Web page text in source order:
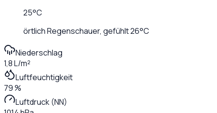
25°C
örtlich Regenschauer, gefühlt26°C
Niederschlag
1,8 L/m²
Luftfeuchtigkeit
79 %
Luftdruck (NN)